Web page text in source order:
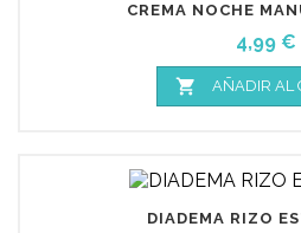
CREMA NOCHE
Precio
4,99 €
 AÑADIR AL
DIADEMA RIZO